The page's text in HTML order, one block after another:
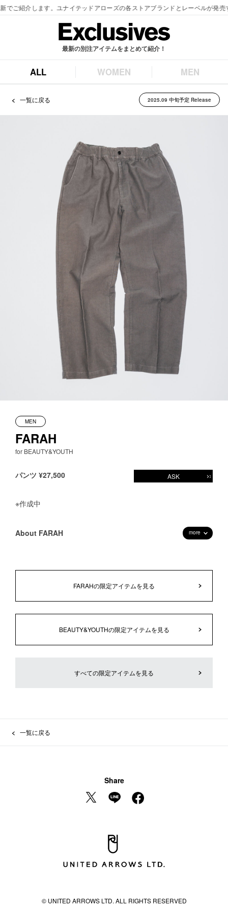
最新の別注アイテムをまとめて紹介！
ALL WOMEN MEN
一覧に戻る 2025.09 中旬予定 Release
MEN
FARAH
for BEAUTY&YOUTH
パンツ ¥27,500 ASK
※作成中
About FARAH more
FARAHの限定アイテムを見る
BEAUTY&YOUTHの限定アイテムを見る
すべての限定アイテムを見る
一覧に戻る
Share
© UNITED ARROWS LTD. ALL RIGHTS RESERVED